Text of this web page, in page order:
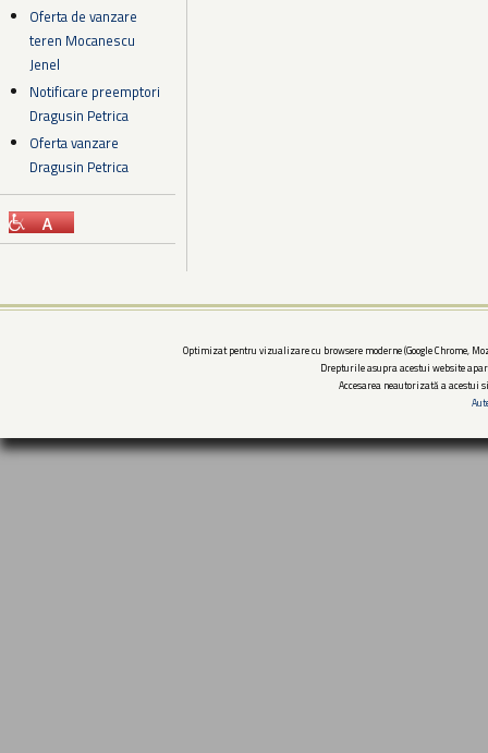
Oferta de vanzare
teren Mocanescu
Jenel
Notificare preemptori
Dragusin Petrica
Oferta vanzare
Dragusin Petrica
Optimizat pentru vizualizare cu browsere moderne (Google Chrome,
Drepturile asupra acestui website
Accesarea neautorizată a acestui